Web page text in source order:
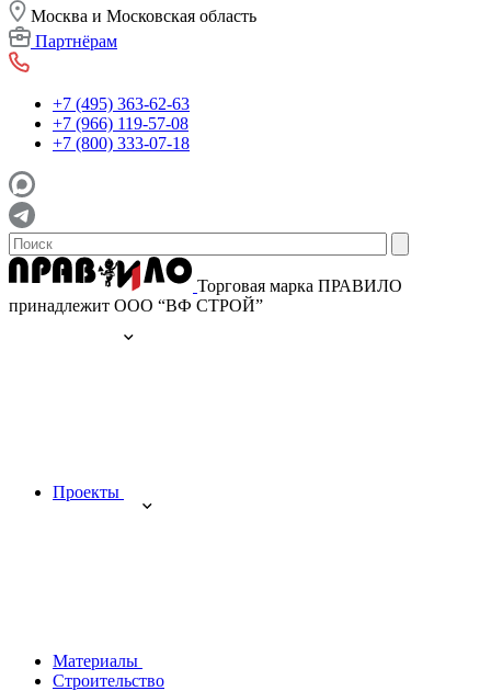
Москва и Московская область
Партнёрам
+7 (495) 363-62-63
+7 (966) 119-57-08
+7 (800) 333-07-18
Торговая марка ПРАВИЛО
принадлежит ООО “ВФ СТРОЙ”
Проекты
Материалы
Строительство